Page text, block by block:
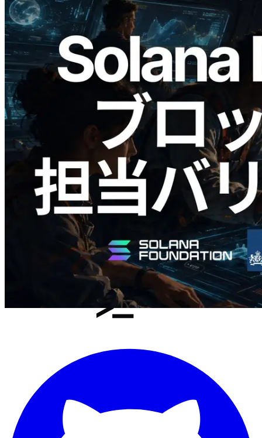
2026.05.24
Validators Solutions、Solana ブロックア
ナライザーを公開 — slot 単位のブロッ
ク生成時間と担当バリデータを視覚化
この記事を読む
さらに読み込む